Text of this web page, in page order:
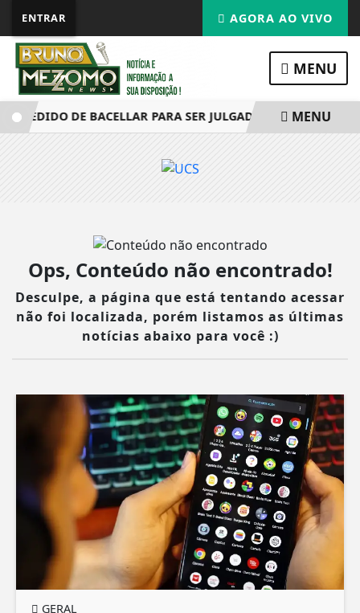
ENTRAR AGORA AO VIVO
MENU
PEDIDO DE BACELLAR PARA SER JULGADO EM SESSÃO
MENU
Ops, Conteúdo não encontrado!
Desculpe, a página que está tentando acessar
não foi localizada, porém listamos as últimas
notícias abaixo para você :)
GERAL